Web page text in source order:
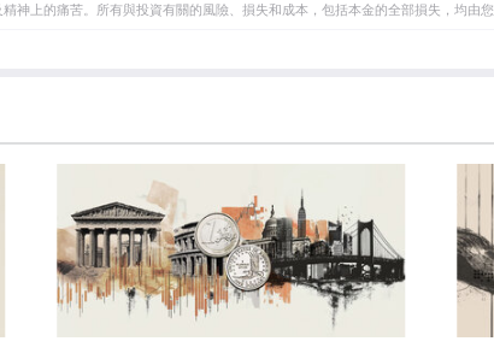
神上的痛苦。所有與投資有關的風險、損失和成本，包括本金的全部損失，均由您
完整性或適用性不作任何陳述。FXStreet和作者將不承擔任何錯誤，遺漏或任何損
外。本文作者和FXStreet並非註冊投資顧問，本文內容無意提供任何投資建議。